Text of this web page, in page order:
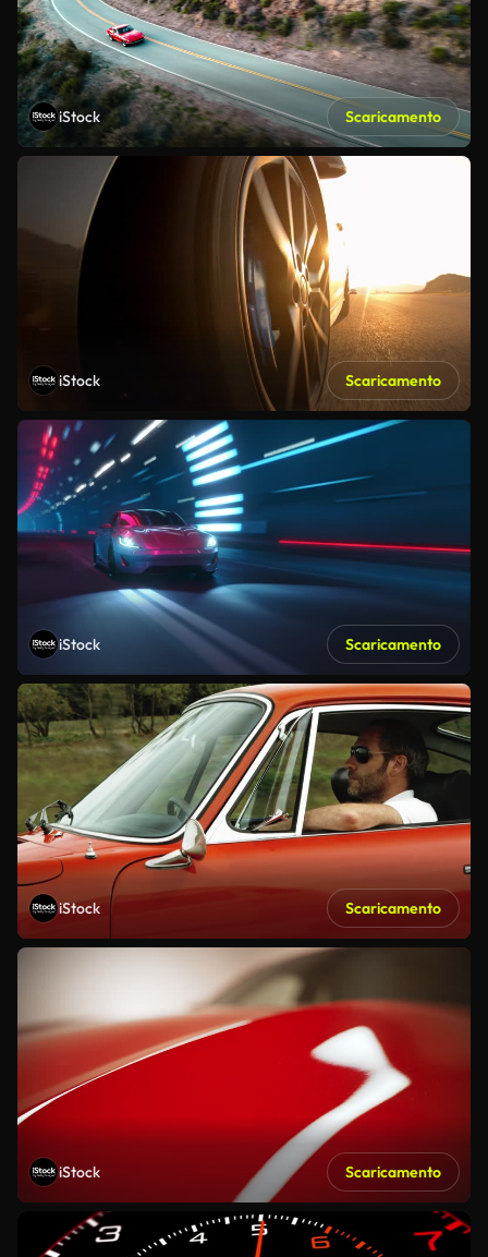
iStock Scaricamento
iStock Scaricamento
iStock Scaricamento
iStock Scaricamento
iStock Scaricamento